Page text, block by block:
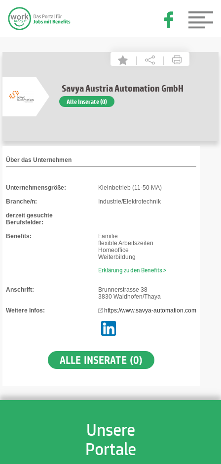
| |
Savya Austria Automation GmbH
Alle Inserate (0)
Über das Unternehmen
Unternehmensgröße:
Kleinbetrieb (11-50 MA)
Branche/n:
Industrie/Elektrotechnik
derzeit gesuchte
Berufsfelder:
Benefits:
Familie
flexible Arbeitszeiten
Homeoffice
Weiterbildung
Erklärung zu den Benefits >
Anschrift:
Brunnerstrasse 38
3830 Waidhofen/Thaya
Weitere Infos:
https://www.savya-automation.com
ALLE INSERATE (0)
Unsere
Portale